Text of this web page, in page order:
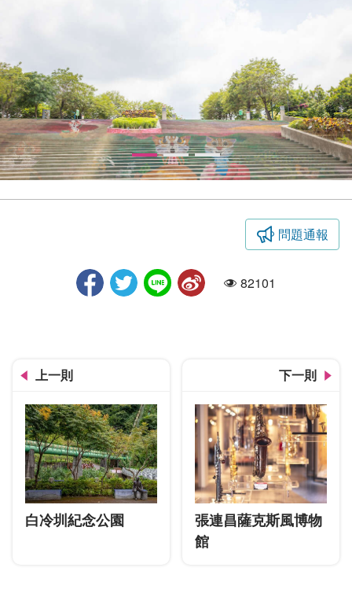
問題通報
人氣82101
上一則
白冷圳紀念公園
下一則
張連昌薩克斯風博物
館